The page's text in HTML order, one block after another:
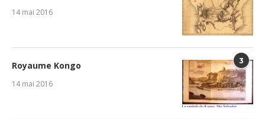
14 mai 2016
3
Royaume Kongo
14 mai 2016